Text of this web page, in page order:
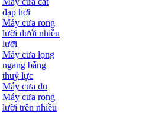
đạp hơi
Máy cưa rong
lưỡi dưới nhiều
lưỡi
Máy cưa lọng
ngang bằng
thuỷ lực
Máy cưa đu
Máy cưa rong
lưỡi trên nhiều